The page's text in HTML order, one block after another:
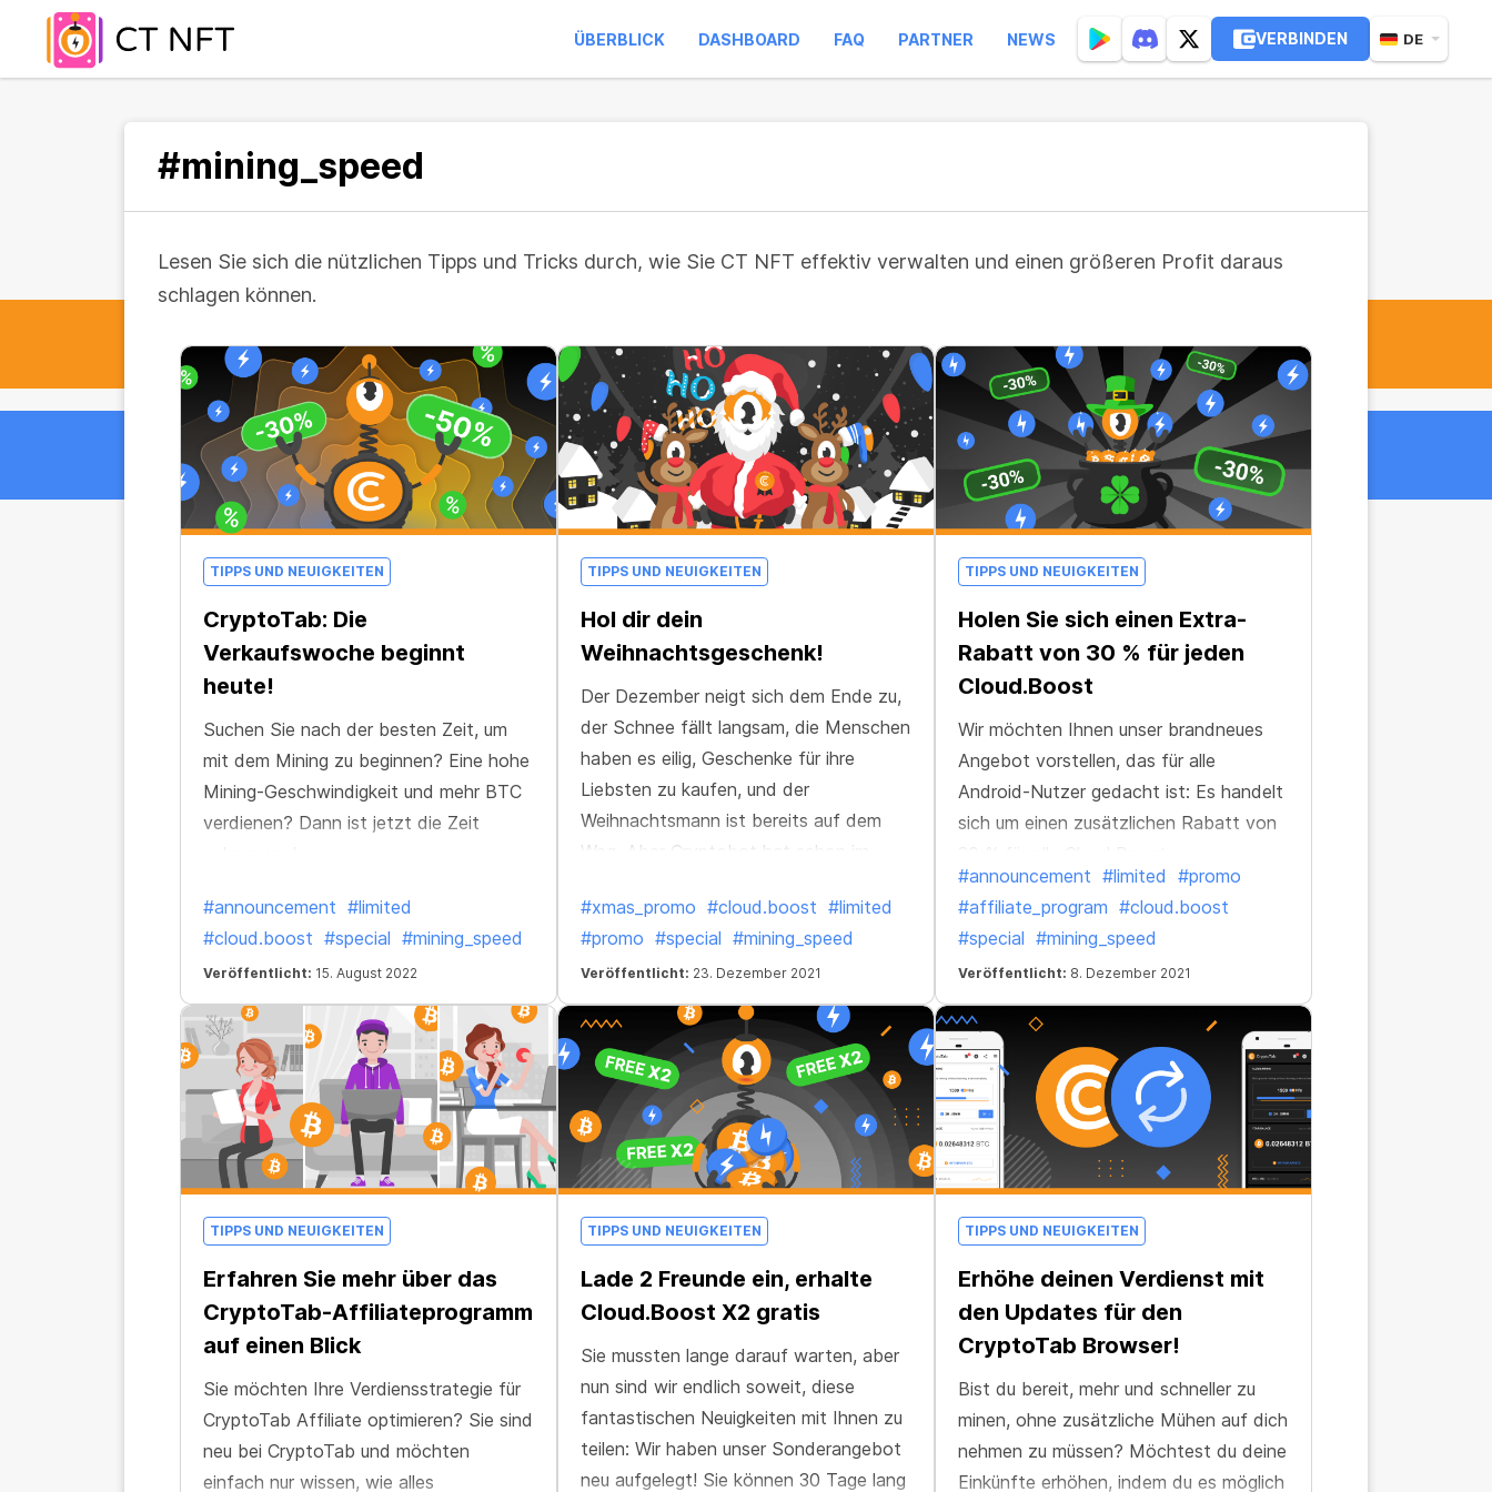
ÜBERBLICK DASHBOARD FAQ PARTNER NEWS VERBINDEN DE
#mining_speed
Lesen Sie sich die nützlichen Tipps und Tricks durch, wie Sie CT NFT effektiv verwalten und einen größeren Profit daraus
schlagen können.
TIPPS UND NEUIGKEITEN
CryptoTab: Die
Verkaufswoche beginnt
heute!
Suchen Sie nach der besten Zeit, um
mit dem Mining zu beginnen? Eine hohe
Mining-Geschwindigkeit und mehr BTC
verdienen? Dann ist jetzt die Zeit
#announcement #limited
#cloud.boost #special #mining_speed
Veröffentlicht: 15. August 2022
TIPPS UND NEUIGKEITEN
Hol dir dein
Weihnachtsgeschenk!
Der Dezember neigt sich dem Ende zu,
der Schnee fällt langsam, die Menschen
haben es eilig, Geschenke für ihre
Liebsten zu kaufen, und der
Weihnachtsmann ist bereits auf dem
Weg. Aber Cryptobot hat schon im
Geschenk zusammengestellt, um
diejenigen zu erfreuen, die in diesem
Jahr effizienter, schneller und besser
gemint haben als alle anderen!
#xmas_promo #cloud.boost #limited
#promo #special #mining_speed
Veröffentlicht: 23. Dezember 2021
TIPPS UND NEUIGKEITEN
Holen Sie sich einen Extra-
Rabatt von 30 % für jeden
Cloud.Boost
Wir möchten Ihnen unser brandneues
Angebot vorstellen, das für alle
Android-Nutzer gedacht ist: Es handelt
sich um einen zusätzlichen Rabatt von
Multiplikatoren! Um den Rabatt zu
aktivieren, folgen Sie einfach dem Link
und erhalten Sie jeden Boost zu
unserem Sonderpreis!
#announcement #limited #promo
#affiliate_program #cloud.boost
#special #mining_speed
Veröffentlicht: 8. Dezember 2021
TIPPS UND NEUIGKEITEN
Erfahren Sie mehr über das
CryptoTab-Affiliateprogramm
auf einen Blick
Sie möchten Ihre Verdiensstrategie für
CryptoTab Affiliate optimieren? Sie sind
neu bei CryptoTab und möchten
einfach nur wissen, wie alles
TIPPS UND NEUIGKEITEN
Lade 2 Freunde ein, erhalte
Cloud.Boost X2 gratis
Sie mussten lange darauf warten, aber
nun sind wir endlich soweit, diese
fantastischen Neuigkeiten mit Ihnen zu
teilen: Wir haben unser Sonderangebot
neu aufgelegt! Sie können 30 Tage lang
TIPPS UND NEUIGKEITEN
Erhöhe deinen Verdienst mit
den Updates für den
CryptoTab Browser!
Bist du bereit, mehr und schneller zu
minen, ohne zusätzliche Mühen auf dich
nehmen zu müssen? Möchtest du deine
Einkünfte erhöhen, indem du es möglich